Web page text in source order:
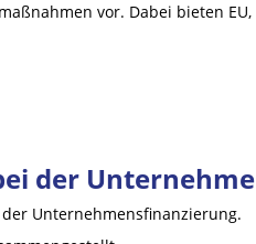
vor. Dabei bieten
der
Unternehmensfinanzierung.